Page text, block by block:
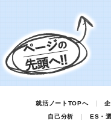
就活ノートTOPへ
自己分析
ES・